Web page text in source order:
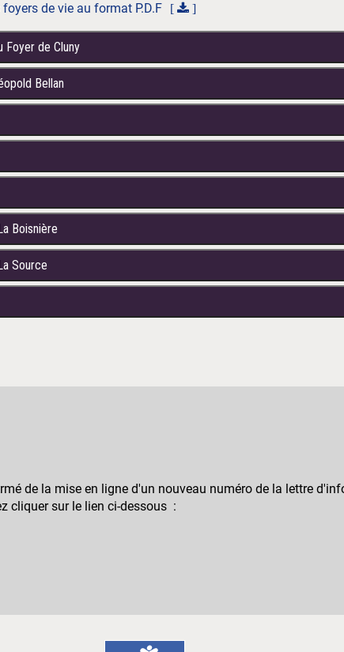
de vie au format P.D.F
Foyer de Cluny
Bellan
Boisnière
Source
de la mise en ligne d'un nouveau numéro de la lettre
cliquer sur le lien ci-dessous :